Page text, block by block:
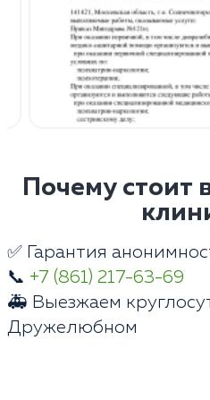
Почему стоит
✅ Гарантия
📞 +7 (861) 217-63-69
🚑 Выезжаем
Дружелюбном